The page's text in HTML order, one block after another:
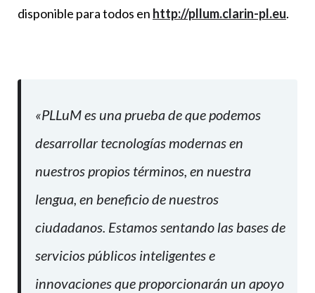
disponible para todos en http://pllum.clarin-pl.eu.
«PLLuM es una prueba de que podemos
desarrollar tecnologías modernas en
nuestros propios términos, en nuestra
lengua, en beneficio de nuestros
ciudadanos. Estamos sentando las bases de
servicios públicos inteligentes e
innovaciones que proporcionarán un apoyo